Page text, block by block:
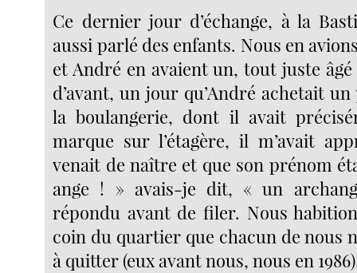
Ce dernier jour d’échange, à la
aussi parlé des enfants. Nous en
et André en avaient un, tout juste âgé
d’avant, un jour qu’André achetait
la boulangerie, dont il avait
marque sur l’étagère, il m’avait
venait de naître et que son prénom
ange ! » avais-je dit, « un
répondu avant de filer. Nous
coin du quartier que chacun de nous
à quitter (eux avant nous, nous en